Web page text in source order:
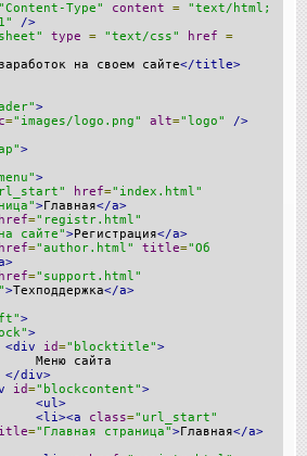
"Content-Type" content =
"text/html;
/>
type = "text/css" href
=
на своем сайте</title>
>
="images/logo.png" alt="logo"
/>
>
>
href="index.html"
>Главная</a>
href="registr.html"
сайте">Регистрация</a>
href="author.html" title="Об
href="support.html"
>Техподдержка</a>
>
>
<div
id="blocktitle">
</div>
id="blockcontent">
<ul>
<li><a
class="url_start"
="Главная страница">Главная</a>